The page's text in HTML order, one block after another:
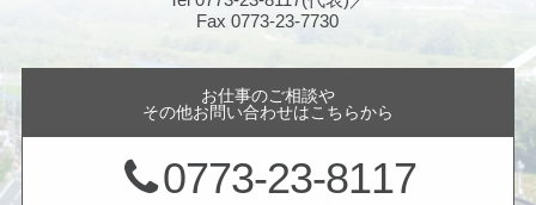
Fax 0773-23-7730
お仕事のご相談や
その他お問い合わせはこちらから
0773-23-8117